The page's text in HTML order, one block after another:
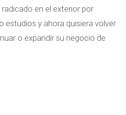
en el exterior por
estudios y ahora quisiera volver
o expandir su negocio de